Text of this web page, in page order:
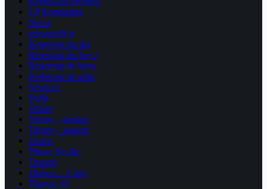
LP Komunitas
News
reborncell w
Reservasi bu ike
Reservasi bu ike 2
Reservasi dr bayu
Reservasi dr setio
Services
Syifa
Tifony
Tifony – kanker
Tifony – kanker
Titano
Titano Bu Ike
Titanoo
Titanoo – Copy
Titanoo SF